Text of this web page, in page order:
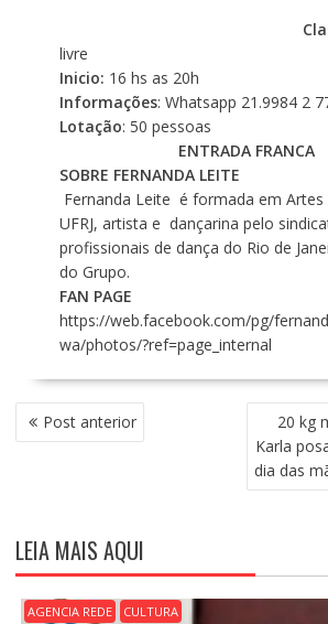
livre
Inicio: 16 hs as 20h
Informações: Whatsapp 21.9984 2
Lotação: 50 pessoas
ENTRADA FRANCA
SOBRE FERNANDA LEITE
Fernanda Leite é formada em Artes
UFRJ, artista e dançarina pelo
profissionais de dança do Rio de
do Grupo.
FAN PAGE
https://web.facebook.com/pg/
wa/photos/?ref=page_internal
N
A
A
Ç
Ã
O
Post anterior
20 kg
Karla
dia das
LEIA MAIS AQUI
AGENCIA REDE CULTURA